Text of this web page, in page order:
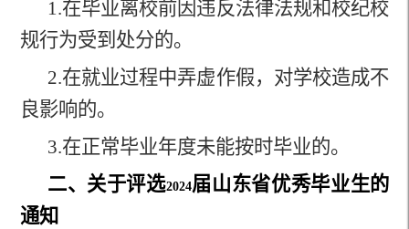
1.在毕业离校前因违反法律法规和校纪校
规行为受到处分的。
2.在就业过程中弄虚作假，对学校造成不
良影响的。
3.在正常毕业年度未能按时毕业的。
二、关于评选2024届山东省优秀毕业生的
通知